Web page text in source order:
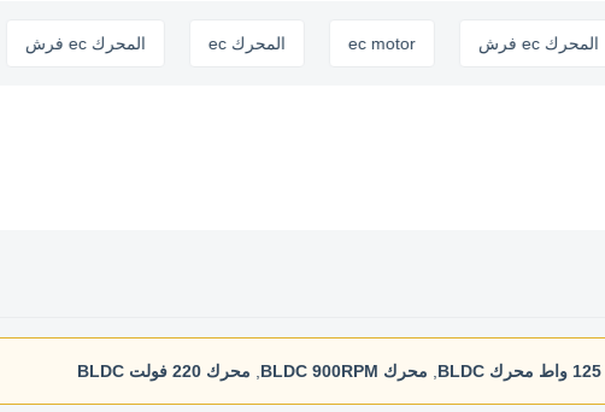
المحرك ec فرش ec motor المحرك ec المحرك ec فرش
125 واط محرك BLDC محرك BLDC 900RPM محرك 220 فولت BLDC